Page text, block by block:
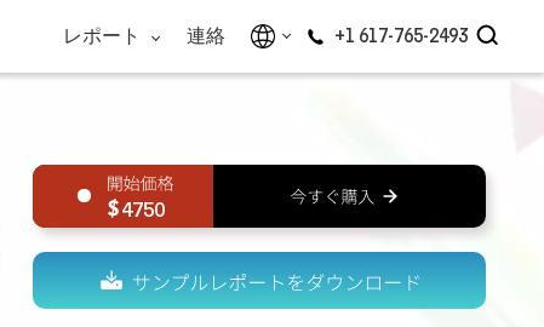
レポート 連絡 +1 617-765-2493
4750